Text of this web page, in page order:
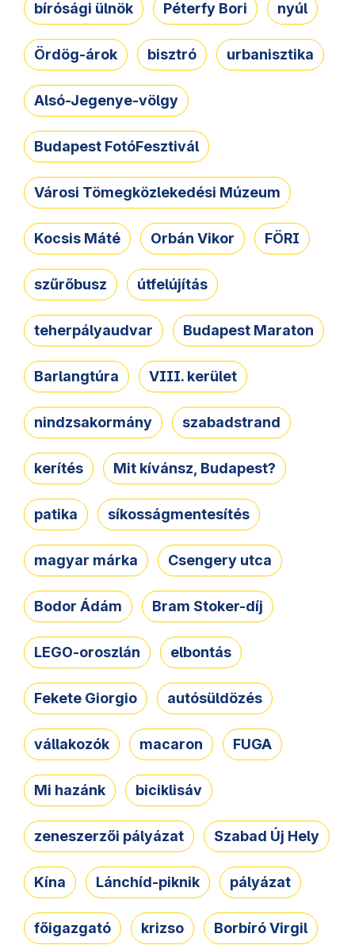
bírósági ülnök Péterfy Bori nyúl
Ördög-árok bisztró urbanisztika
Alsó-Jegenye-völgy
Budapest FotóFesztivál
Városi Tömegközlekedési Múzeum
Kocsis Máté Orbán Vikor FÖRI
szűrőbusz útfelújítás
teherpályaudvar Budapest Maraton
Barlangtúra VIII. kerület
nindzsakormány szabadstrand
kerítés Mit kívánsz, Budapest?
patika síkosságmentesítés
magyar márka Csengery utca
Bodor Ádám Bram Stoker-díj
LEGO-oroszlán elbontás
Fekete Giorgio autósüldözés
vállakozók macaron FUGA
Mi hazánk biciklisáv
zeneszerzői pályázat Szabad Új Hely
Kína Lánchíd-piknik pályázat
főigazgató krizso Borbíró Virgil